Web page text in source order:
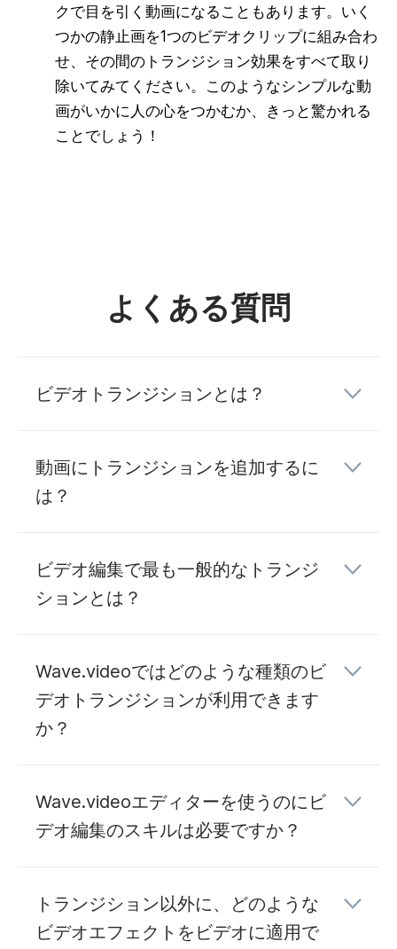
クで目を引く動画になることもあります。いく
つかの静止画を1つのビデオクリップに組み合わ
せ、その間のトランジション効果をすべて取り
除いてみてください。このようなシンプルな動
画がいかに人の心をつかむか、きっと驚かれる
ことでしょう！
よくある質問
ビデオトランジションとは？
動画にトランジションを追加するに
は？
ビデオ編集で最も一般的なトランジ
ションとは？
Wave.videoではどのような種類のビ
デオトランジションが利用できます
か？
Wave.videoブログを
Wave.videoエディターを使うのにビ
デオ編集のスキルは必要ですか？
トランジション以外に、どのような
ビデオエフェクトをビデオに適用で